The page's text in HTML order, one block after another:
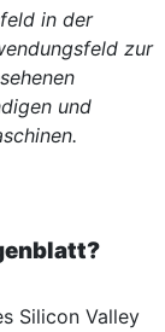
in der
zur
und
Silicon Valley